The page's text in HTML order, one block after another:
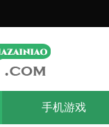
手机游戏